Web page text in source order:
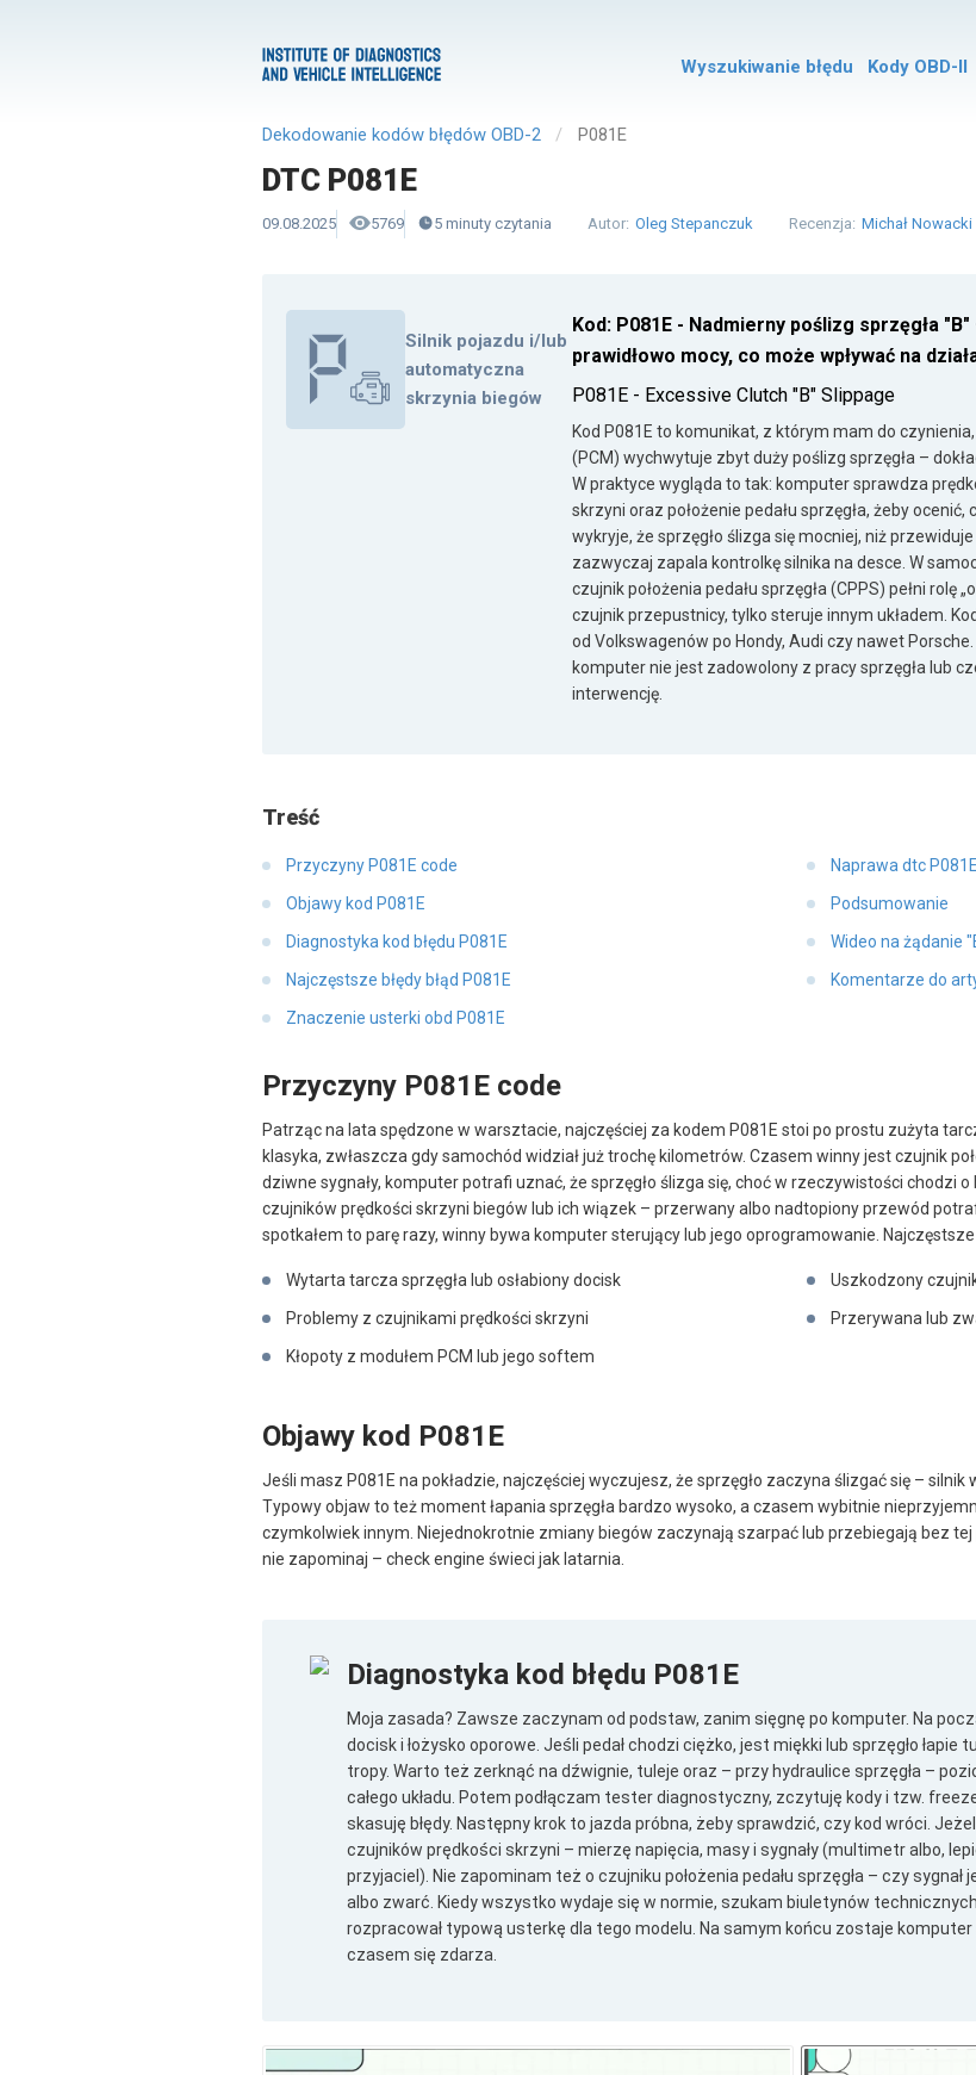
Wyszukiwanie błędu Kody OBD-II
Dekodowanie kodów błędów OBD-2 P081E
DTC P081E
09.08.2025 5769 5 minuty czytania Autor: Oleg Stepanczuk Recenzja: Michał Nowacki
Silnik pojazdu i/lub
automatyczna
skrzynia biegów
Kod: P081E - Nadmierny poślizg sprzęgła
prawidłowo mocy, co może wpływać na
P081E - Excessive Clutch "B" Slippage
Kod P081E to komunikat, z którym mam do
(PCM) wychwytuje zbyt duży poślizg sprzęgła –
W praktyce wygląda to tak: komputer sprawdza
skrzyni oraz położenie pedału sprzęgła, żeby
wykryje, że sprzęgło ślizga się mocniej, niż
zazwyczaj zapala kontrolkę silnika na desce. W
czujnik położenia pedału sprzęgła (CPPS) pełni rolę
czujnik przepustnicy, tylko steruje innym układem.
od Volkswagenów po Hondy, Audi czy nawet
komputer nie jest zadowolony z pracy sprzęgła lub
interwencję.
Treść
Przyczyny P081E code
Objawy kod P081E
Diagnostyka kod błędu P081E
Najczęstsze błędy błąd P081E
Znaczenie usterki obd P081E
Naprawa dtc P081E
Podsumowanie
Wideo na żądanie
Komentarze do
Przyczyny P081E code
Patrząc na lata spędzone w warsztacie, najczęściej za kodem P081E stoi po prostu zużyta
klasyka, zwłaszcza gdy samochód widział już trochę kilometrów. Czasem winny jest czujnik
dziwne sygnały, komputer potrafi uznać, że sprzęgło ślizga się, choć w rzeczywistości chodzi
czujników prędkości skrzyni biegów lub ich wiązek – przerwany albo nadtopiony przewód
spotkałem to parę razy, winny bywa komputer sterujący lub jego oprogramowanie.
Wytarta tarcza sprzęgła lub osłabiony docisk
Uszkodzony
Problemy z czujnikami prędkości skrzyni
Przerywana lub
Kłopoty z modułem PCM lub jego softem
Objawy kod P081E
Jeśli masz P081E na pokładzie, najczęściej wyczujesz, że sprzęgło zaczyna ślizgać się –
Typowy objaw to też moment łapania sprzęgła bardzo wysoko, a czasem wybitnie
czymkolwiek innym. Niejednokrotnie zmiany biegów zaczynają szarpać lub przebiegają bez tej
nie zapominaj – check engine świeci jak latarnia.
Diagnostyka kod błędu P081E
Moja zasada? Zawsze zaczynam od podstaw, zanim sięgnę po komputer. Na
docisk i łożysko oporowe. Jeśli pedał chodzi ciężko, jest miękki lub sprzęgło
tropy. Warto też zerknąć na dźwignie, tuleje oraz – przy hydraulice sprzęgła –
całego układu. Potem podłączam tester diagnostyczny, zczytuję kody i tzw.
skasuję błędy. Następny krok to jazda próbna, żeby sprawdzić, czy kod wróci.
czujników prędkości skrzyni – mierzę napięcia, masy i sygnały (multimetr albo,
przyjaciel). Nie zapominam też o czujniku położenia pedału sprzęgła – czy
albo zwarć. Kiedy wszystko wydaje się w normie, szukam biuletynów
rozpracował typową usterkę dla tego modelu. Na samym końcu zostaje
czasem się zdarza.